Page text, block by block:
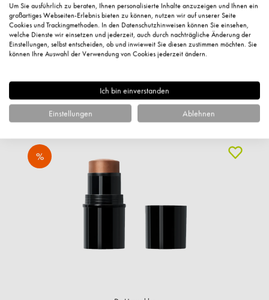
20,80 €*
26,00 € UVP des Herstellers**
693,33 €* / 1 Liter
Sofort verfügbar
IN DEN WARENKORB
%
Um Sie ausführlich zu beraten, Ihnen personalisierte Inhalte anzuzeigen und Ihnen ein
großartiges Webseiten-Erlebnis bieten zu können, nutzen wir auf unserer Seite
Cookies und Trackingmethoden. In den Datenschutzhinweisen können Sie einsehen,
welche Dienste wir einsetzen und jederzeit, auch durch nachträgliche Änderung der
Einstellungen, selbst entscheiden, ob und inwieweit Sie diesen zustimmen möchten. Sie
können Ihre Auswahl der Verwendung von Cookies jederzeit ändern.
Ich bin einverstanden
Einstellungen Ablehnen